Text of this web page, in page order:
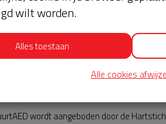
wordt aangeboden door de
wilt worden.
Alles toestaan
Alle cookies